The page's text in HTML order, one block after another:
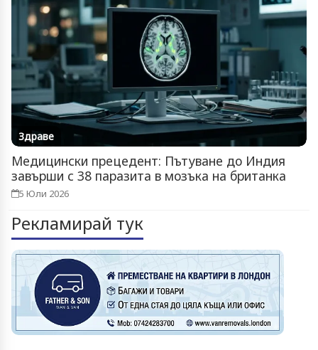
Здраве
Медицински прецедент: Пътуване до Индия
завърши с 38 паразита в мозъка на британка
5 Юли 2026
Рекламирай тук